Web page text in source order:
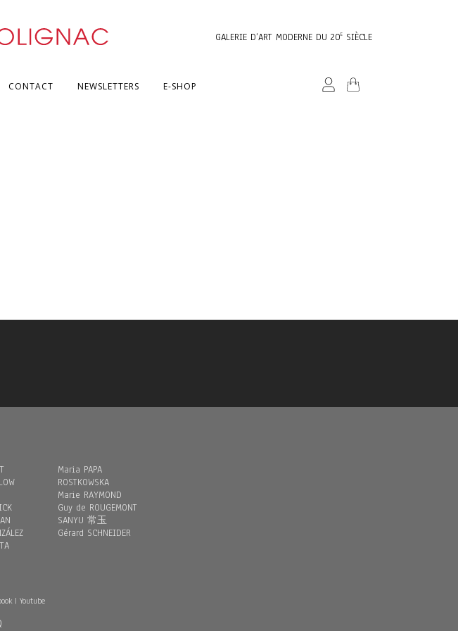
GALERIE D’ART MODERNE DU 20E SIÈCLE
CONTACT NEWSLETTERS E-SHOP
Maria PAPA
ROSTKOWSKA
Marie RAYMOND
Guy de ROUGEMONT
SANYU 常玉
Gérard SCHNEIDER
|Youtube